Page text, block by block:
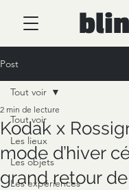
Post
Tout voir
Les lieux
Les objets
Les expériences
Tout voir
Kodak x
mode d’hiver
grand retour de
2 min de lecture